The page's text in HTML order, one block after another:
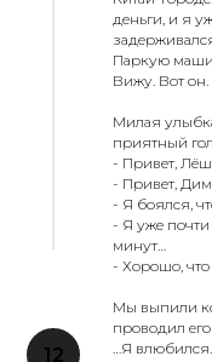
деньги, и я
Паркую
Вижу. Вот
Милая
приятный
- Привет,
- Привет,
- Я боялся,
- Я уже почти
минут…
- Хорошо,
Мы выпили
проводил
…Я влюбился.